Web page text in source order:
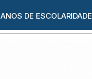
ANOS DE ESCOLARIDADE